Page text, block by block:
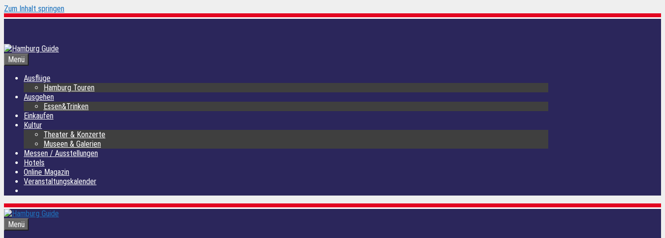
Zum Inhalt springen
Menü
Ausflüge
Hamburg Touren
Ausgehen
Essen&Trinken
Einkaufen
Kultur
Theater & Konzerte
Museen & Galerien
Messen / Ausstellungen
Hotels
Online Magazin
Veranstaltungskalender
Menü